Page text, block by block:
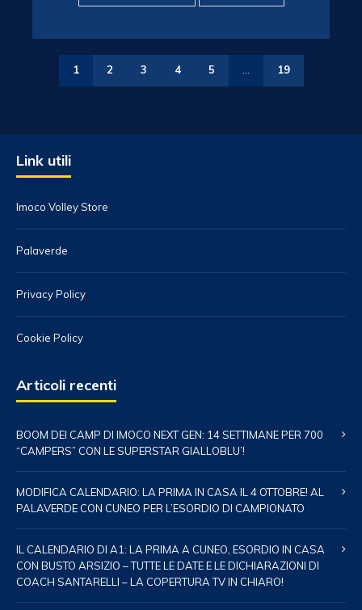
1 2 3 4 5 19
Link utili
Imoco Volley Store
Palaverde
Privacy Policy
Cookie Policy
Articoli recenti
BOOM DEI CAMP DI IMOCO NEXT GEN: 14 SETTIMANE PER 700
“CAMPERS” CON LE SUPERSTAR GIALLOBLU’!
MODIFICA CALENDARIO: LA PRIMA IN CASA IL 4 OTTOBRE! AL
PALAVERDE CON CUNEO PER L’ESORDIO DI CAMPIONATO
IL CALENDARIO DI A1: LA PRIMA A CUNEO, ESORDIO IN CASA
CON BUSTO ARSIZIO – TUTTE LE DATE E LE DICHIARAZIONI DI
COACH SANTARELLI – LA COPERTURA TV IN CHIARO!